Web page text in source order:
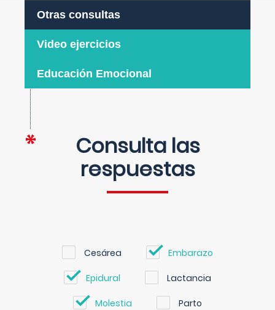
Otras consultas
Video ejercicios
Educación Emocional
Consulta las
respuestas
Cesárea Embarazo
Epidural Lactancia
Molestia Parto